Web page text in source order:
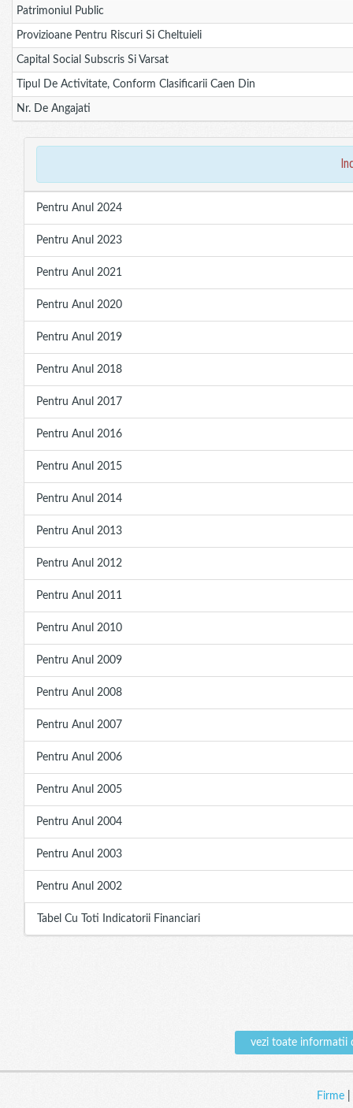
Patrimoniul Public
Provizioane Pentru Riscuri Si Cheltuieli
Capital Social Subscris Si Varsat
Tipul De Activitate, Conform Clasificarii Caen Din
Nr. De Angajati
Pentru Anul 2024
Pentru Anul 2023
Pentru Anul 2021
Pentru Anul 2020
Pentru Anul 2019
Pentru Anul 2018
Pentru Anul 2017
Pentru Anul 2016
Pentru Anul 2015
Pentru Anul 2014
Pentru Anul 2013
Pentru Anul 2012
Pentru Anul 2011
Pentru Anul 2010
Pentru Anul 2009
Pentru Anul 2008
Pentru Anul 2007
Pentru Anul 2006
Pentru Anul 2005
Pentru Anul 2004
Pentru Anul 2003
Pentru Anul 2002
Tabel Cu Toti Indicatorii Financiari
vezi toate informatii
Firme|